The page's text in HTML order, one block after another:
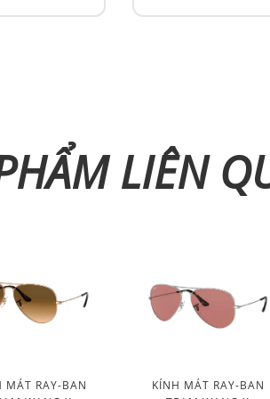
LIÊN
MÁT RAY-BAN
KÍNH MÁT RAY-BAN